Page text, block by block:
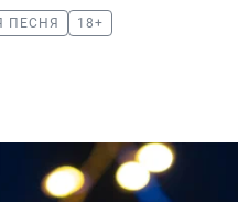
ПЕСНЯ 18+